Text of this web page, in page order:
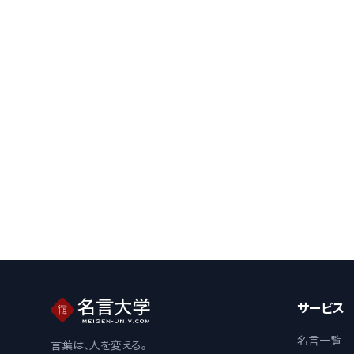
言葉は、人を変える。
サービス
名言一覧